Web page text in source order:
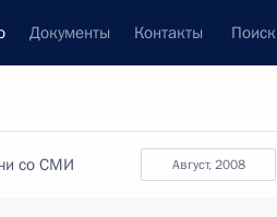
Документы Контакты Поиск
август, 2008
со СМИ